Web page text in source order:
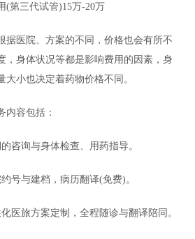
(第三代试管)15万-20万
据医院、方案的不同，价格也会有所不
，身体状况等都是影响费用的因素，身
小也决定着药物价格不同。
内容包括：
咨询与身体检查、用药指导。
号与建档，病历翻译(免费)。
医旅方案定制，全程随诊与翻译陪同。